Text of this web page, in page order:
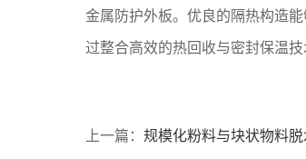
金属防护外板。优良的隔热构造
过整合高效的热回收与密封保温
上一篇：规模化粉料与块状物料